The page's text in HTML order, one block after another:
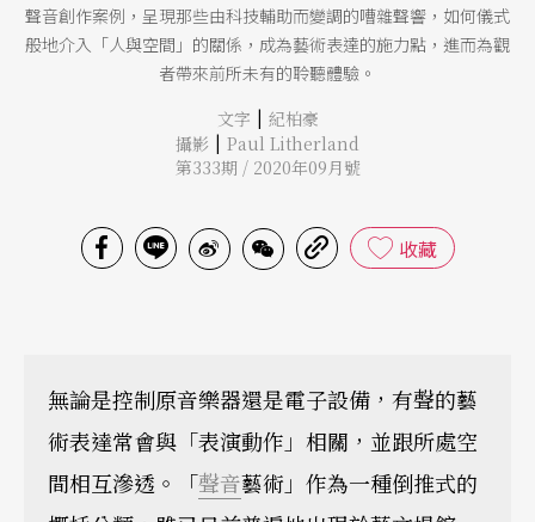
聲音創作案例，呈現那些由科技輔助而變調的嘈雜聲響，如何儀式
般地介入「人與空間」的關係，成為藝術表達的施力點，進而為觀
者帶來前所未有的聆聽體驗。
文字 | 紀柏豪
攝影 | Paul Litherland
第333期 / 2020年09月號
收藏
無論是控制原音樂器還是電子設備，有聲的藝
術表達常會與「表演動作」相關，並跟所處空
間相互滲透。「聲音藝術」作為一種倒推式的